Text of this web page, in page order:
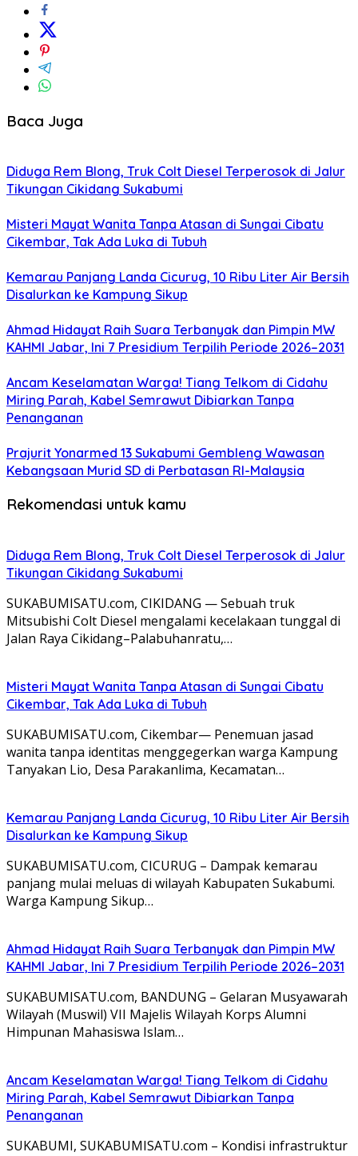
Baca Juga
Diduga Rem Blong, Truk Colt Diesel Terperosok di Jalur
Tikungan Cikidang Sukabumi
Misteri Mayat Wanita Tanpa Atasan di Sungai Cibatu
Cikembar, Tak Ada Luka di Tubuh
Kemarau Panjang Landa Cicurug, 10 Ribu Liter Air Bersih
Disalurkan ke Kampung Sikup
Ahmad Hidayat Raih Suara Terbanyak dan Pimpin MW
KAHMI Jabar, Ini 7 Presidium Terpilih Periode 2026–2031
Ancam Keselamatan Warga! Tiang Telkom di Cidahu
Miring Parah, Kabel Semrawut Dibiarkan Tanpa
Penanganan
Prajurit Yonarmed 13 Sukabumi Gembleng Wawasan
Kebangsaan Murid SD di Perbatasan RI-Malaysia
Rekomendasi untuk kamu
Diduga Rem Blong, Truk Colt Diesel Terperosok di Jalur
Tikungan Cikidang Sukabumi
SUKABUMISATU.com, CIKIDANG — Sebuah truk
Mitsubishi Colt Diesel mengalami kecelakaan tunggal di
Jalan Raya Cikidang–Palabuhanratu,…
Misteri Mayat Wanita Tanpa Atasan di Sungai Cibatu
Cikembar, Tak Ada Luka di Tubuh
SUKABUMISATU.com, Cikembar— Penemuan jasad
wanita tanpa identitas menggegerkan warga Kampung
Tanyakan Lio, Desa Parakanlima, Kecamatan…
Kemarau Panjang Landa Cicurug, 10 Ribu Liter Air Bersih
Disalurkan ke Kampung Sikup
SUKABUMISATU.com, CICURUG – Dampak kemarau
panjang mulai meluas di wilayah Kabupaten Sukabumi.
Warga Kampung Sikup…
Ahmad Hidayat Raih Suara Terbanyak dan Pimpin MW
KAHMI Jabar, Ini 7 Presidium Terpilih Periode 2026–2031
SUKABUMISATU.com, BANDUNG – Gelaran Musyawarah
Wilayah (Muswil) VII Majelis Wilayah Korps Alumni
Himpunan Mahasiswa Islam…
Ancam Keselamatan Warga! Tiang Telkom di Cidahu
Miring Parah, Kabel Semrawut Dibiarkan Tanpa
Penanganan
SUKABUMI, SUKABUMISATU.com – Kondisi infrastruktur